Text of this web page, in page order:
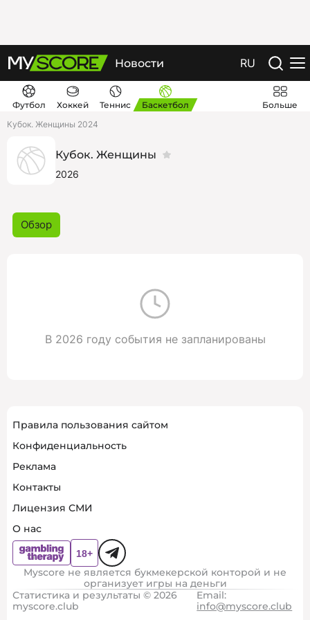
Новости RU
Футбол Хоккей Теннис Баскетбол
Больше
Кубок. Женщины 2024
Кубок. Женщины
2026
Обзор
В 2026 году события не запланированы
Правила пользования сайтом
Конфиденциальность
Реклама
Контакты
Лицензия СМИ
О нас
Myscore не является букмекерской конторой и не
организует игры на деньги
Статистика и результаты © 2026
myscore.club
Email:
info@myscore.club